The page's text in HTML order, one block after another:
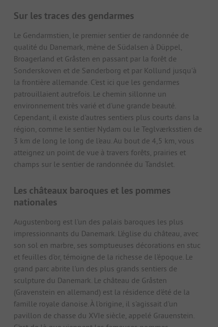
Sur les traces des gendarmes
Le Gendarmstien, le premier sentier de randonnée de
qualité du Danemark, mène de Südalsen à Düppel,
Broagerland et Gråsten en passant par la forêt de
Sonderskoven et de Sønderborg et par Kollund jusqu'à
la frontière allemande. C'est ici que les gendarmes
patrouillaient autrefois. Le chemin sillonne un
environnement très varié et d'une grande beauté.
Cependant, il existe d'autres sentiers plus courts dans la
région, comme le sentier Nydam ou le Teglværksstien de
3 km de long le long de l'eau. Au bout de 4,5 km, vous
atteignez un point de vue à travers forêts, prairies et
champs sur le sentier de randonnée du Tandslet.
Les châteaux baroques et les pommes
nationales
Augustenborg est l'un des palais baroques les plus
impressionnants du Danemark. L'église du château, avec
son sol en marbre, ses somptueuses décorations en stuc
et feuilles d'or, témoigne de la richesse de l'époque. Le
grand parc abrite l'un des plus grands sentiers de
sculpture du Danemark. Le château de Gråsten
(Gravenstein en allemand) est la résidence d'été de la
famille royale danoise. À l'origine, il s'agissait d'un
pavillon de chasse du XVIe siècle, appelé Grauenstein.